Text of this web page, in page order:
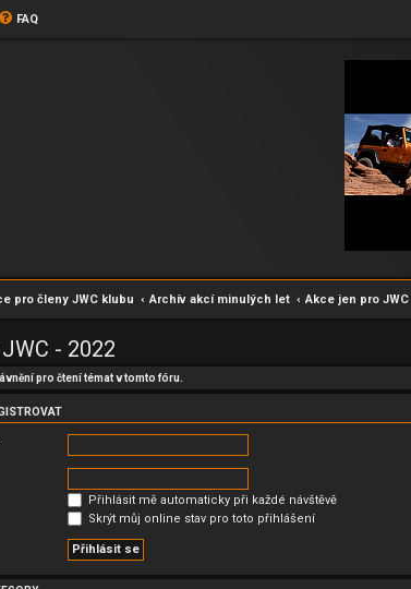
FAQ
pro členy JWC klubu Archív akcí minulých let Akce jen pro JWC
- 2022
pro čtení témat v tomto fóru.
Přihlásit mě automaticky při každé návštěvě
Skrýt můj online stav pro toto přihlášení